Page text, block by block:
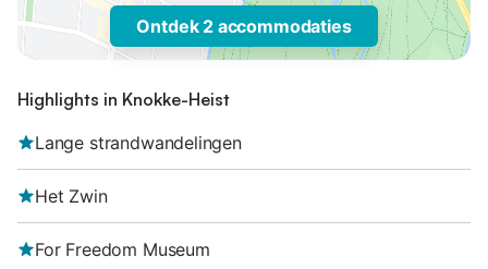
Ontdek 2 accommodaties
Highlights in Knokke-Heist
Lange strandwandelingen
Het Zwin
For Freedom Museum